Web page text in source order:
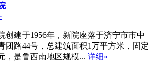
创建于1956年，新院座落于济宁市市中
团路44号，总建筑面积1万平方米，固定
，是鲁西南地区规模... 详细»